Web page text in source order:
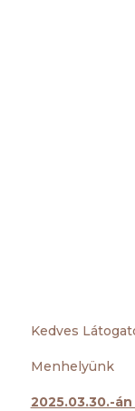
Kedves
Menhelyünk
2025.03.30.-